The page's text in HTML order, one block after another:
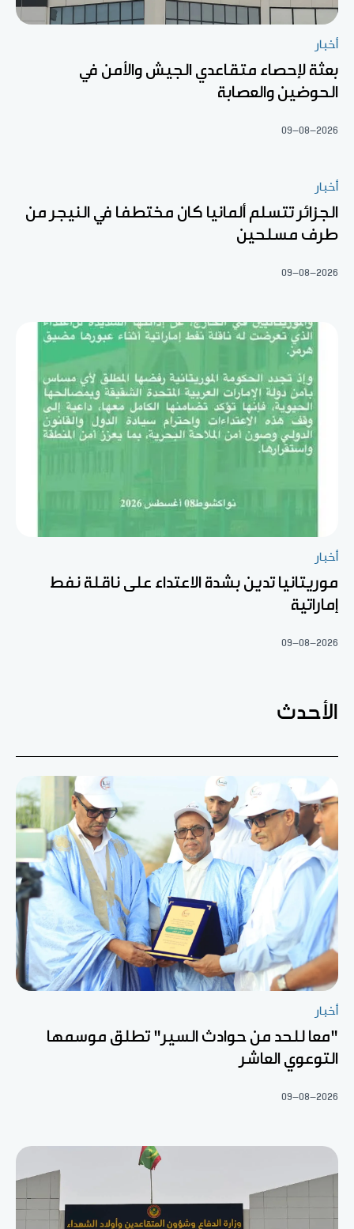
أخبار
بعثة لإحصاء متقاعدي الجيش والأمن في
الحوضين والعصابة
09-08-2026
أخبار
الجزائر تتسلم ألمانيا كان مختطفا في النيجر من
طرف مسلحين
09-08-2026
أخبار
موريتانيا تدين بشدة الاعتداء على ناقلة نفط
إماراتية
09-08-2026
الأحدث
أخبار
"معا للحد من حوادث السير" تطلق موسمها
التوعوي العاشر
09-08-2026